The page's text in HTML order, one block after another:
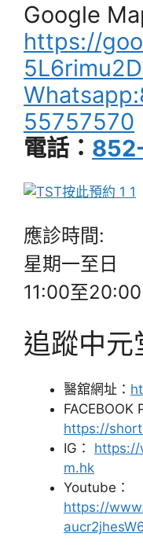
Google
https://
55757570
電話：
應診時間:
星期一至日
11:00至20:00
追蹤中元
醫舘網址：
FACEBOOK
https://
IG： https://
m.hk
Youtube：
https://